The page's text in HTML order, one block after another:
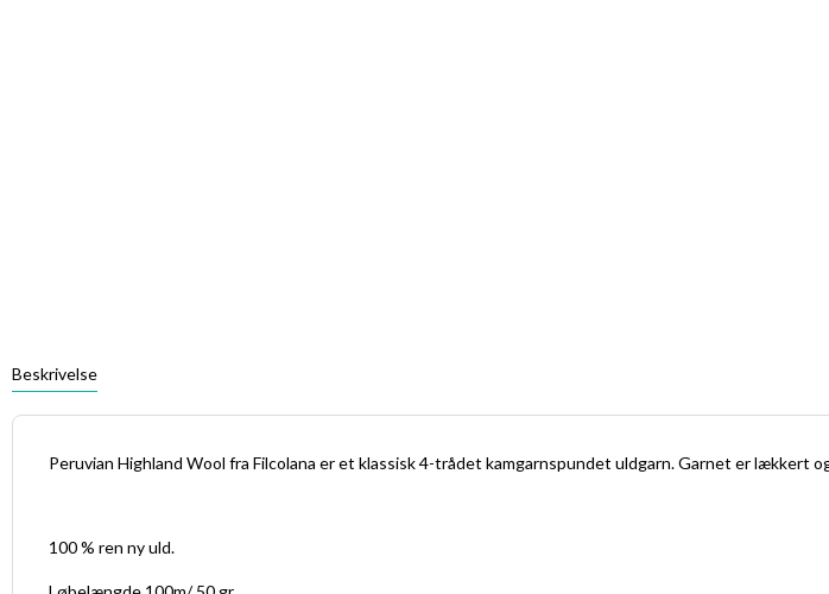
Beskrivelse
Peruvian Highland Wool fra Filcolana er et klassisk 4-trådet kamgarnspundet uldgarn. Garnet er
100 % ren ny uld.